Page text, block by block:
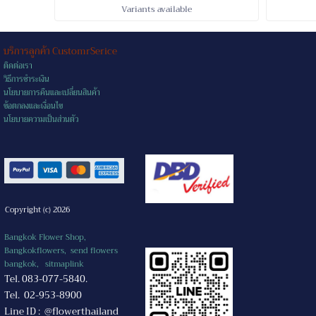
Variants available
บริการลูกค้า CustomrSerice
ติดต่อเรา
วิธีการชำระเงิน
นโยบายการคืนและเปลี่ยนสินค้า
ข้อตกลงและเงื่อนไข
นโยบายความเป็นส่วนตัว
Copyright (c) 2026
Bangkok Flower Shop,
Bangkokflowers, send flowers
bangkok, sitmaplink
Tel. 083-077-5840.
Tel. 02-953-8900
Line ID : @flowerthailand